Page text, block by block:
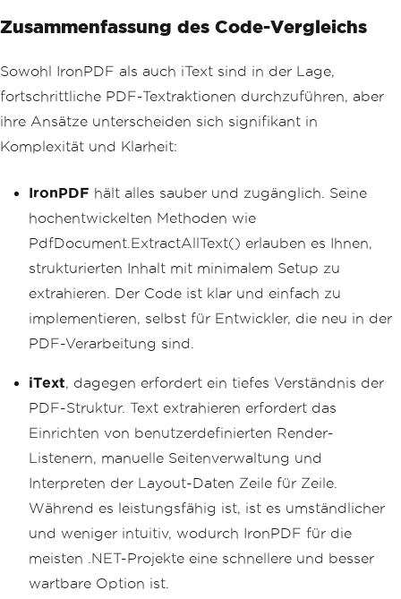
());
reader. Close ();
Zusammenfassung des Code-Vergleichs
Sowohl IronPDF als auch iText sind in der Lage,
fortschrittliche PDF-Textraktionen durchzuführen, aber
ihre Ansätze unterscheiden sich signifikant in
Komplexität und Klarheit:
IronPDF hält alles sauber und zugänglich. Seine
hochentwickelten Methoden wie
PdfDocument.ExtractAllText() erlauben es Ihnen,
strukturierten Inhalt mit minimalem Setup zu
extrahieren. Der Code ist klar und einfach zu
implementieren, selbst für Entwickler, die neu in der
PDF-Verarbeitung sind.
iText, dagegen erfordert ein tiefes Verständnis der
PDF-Struktur. Text extrahieren erfordert das
Einrichten von benutzerdefinierten Render-
Listenern, manuelle Seitenverwaltung und
Interpreten der Layout-Daten Zeile für Zeile.
Während es leistungsfähig ist, ist es umständlicher
und weniger intuitiv, wodurch IronPDF für die
meisten .NET-Projekte eine schnellere und besser
wartbare Option ist.